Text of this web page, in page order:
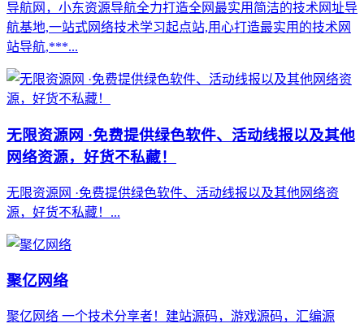
导航网，小东资源导航全力打造全网最实用简洁的技术网址导
航基地,一站式网络技术学习起点站,用心打造最实用的技术网
站导航,***...
无限资源网 ·免费提供绿色软件、活动线报以及其他
网络资源，好货不私藏！
无限资源网 ·免费提供绿色软件、活动线报以及其他网络资
源，好货不私藏！...
聚亿网络
聚亿网络 一个技术分享者！建站源码，游戏源码，汇编源